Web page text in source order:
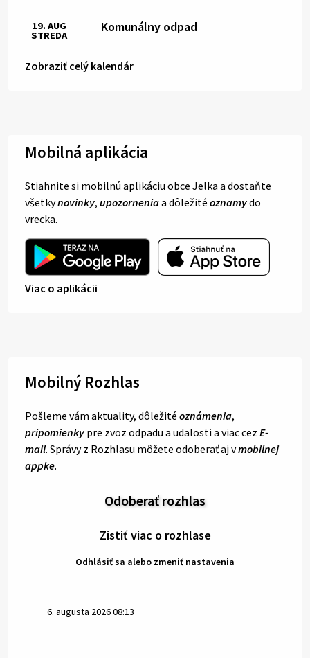
Komunálny odpad
19. AUG
STREDA
Zobraziť celý kalendár
Mobilná aplikácia
Stiahnite si mobilnú aplikáciu obce Jelka a dostaňte
všetkynovinky, upozorneniaa dôležité oznamydo
vrecka.
Viac o aplikácii
Mobilný Rozhlas
Pošleme vám aktuality, dôležité oznámenia,
pripomienky pre zvoz odpadu a udalosti a viac cez E-
mail. Správy z Rozhlasu môžete odoberať aj vmobilnej
appke.
Odoberať rozhlas
Zistiť viac o rozhlase
Odhlásiť sa alebo zmeniť nastavenia
6. augusta 2026 08:13